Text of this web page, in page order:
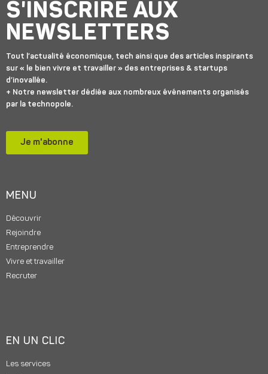
S'INSCRIRE AUX
NEWSLETTERS
Tout l’actualité économique, tech ainsi que des articles inspirants
sur « le bien vivre et travailler » des entreprises & startups
d’inovallée.
+ Notre newsletter dédiée aux nombreux événements organisés
par la technopole.
Je m'abonne
MENU
Découvrir
Rejoindre
Entreprendre
Vivre et travailler
Recruter
EN UN CLIC
Les services